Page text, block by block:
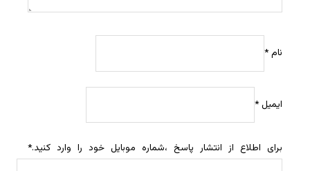
نام*
ایمیل*
برای اطلاع از انتشار پاسخ ،شماره موبایل خود را وارد کنید.*